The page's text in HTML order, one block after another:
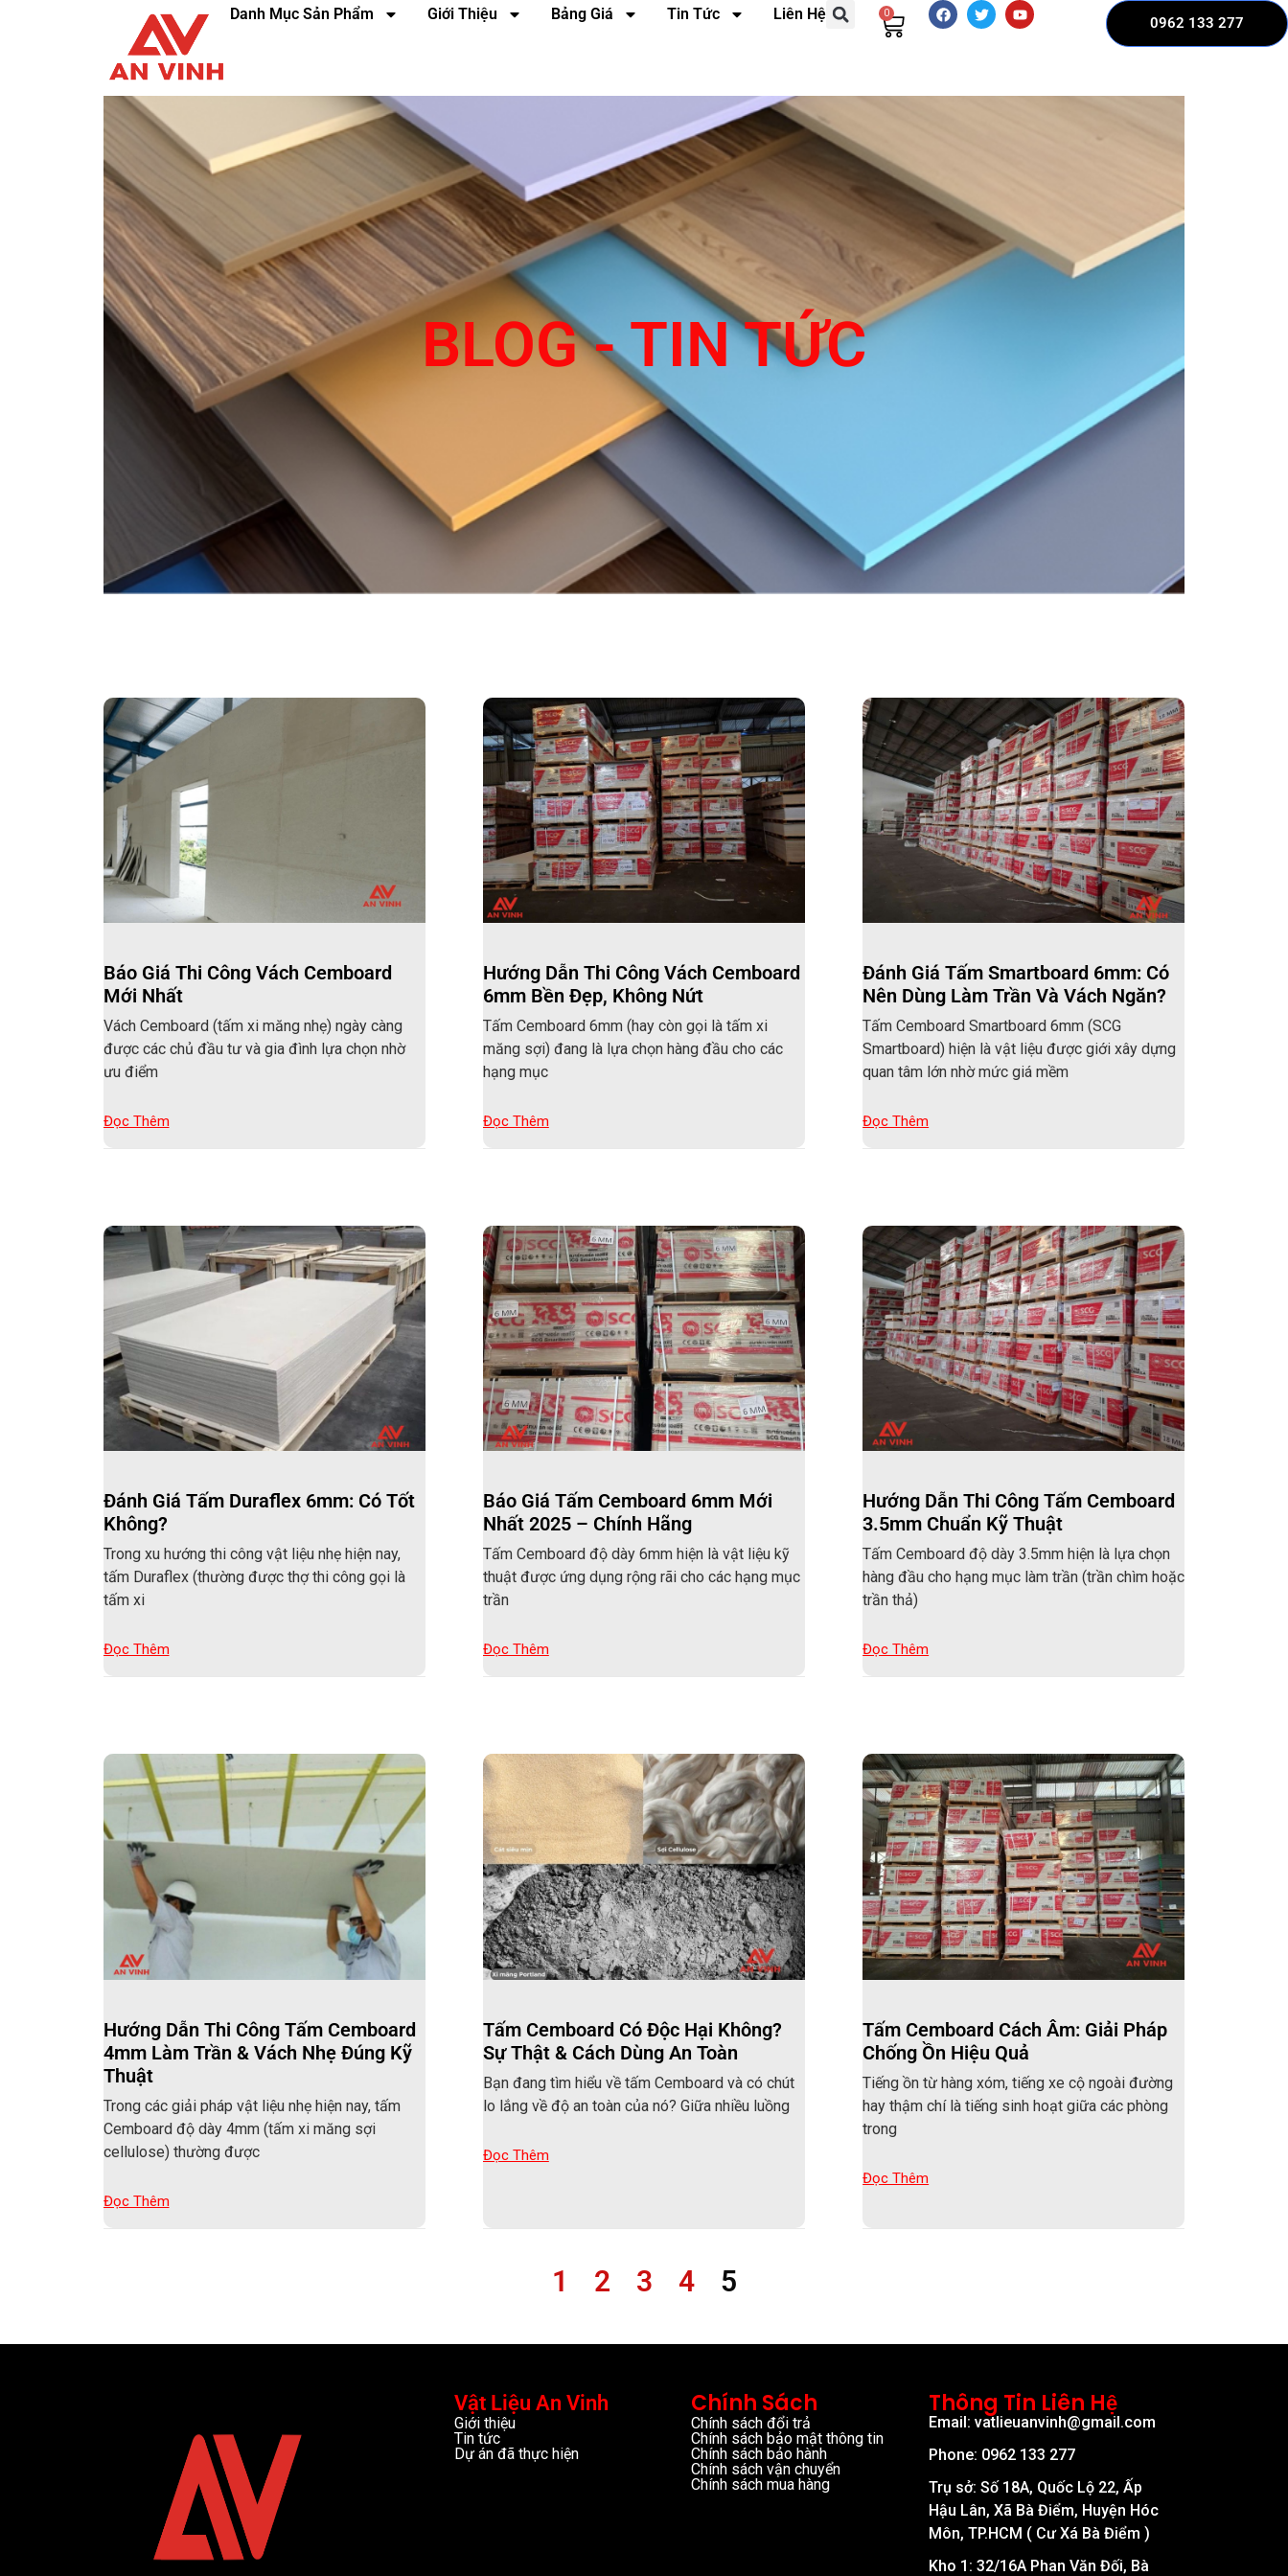
Danh Mục Sản Phẩm Giới Thiệu Bảng Giá Tin Tức Liên Hệ 0
0962 133 277
BLOG - TIN TỨC
Báo Giá Thi Công Vách Cemboard
Mới Nhất
Vách Cemboard (tấm xi măng nhẹ) ngày càng
được các chủ đầu tư và gia đình lựa chọn nhờ
ưu điểm
Đọc Thêm
Hướng Dẫn Thi Công Vách Cemboard
6mm Bền Đẹp, Không Nứt
Tấm Cemboard 6mm (hay còn gọi là tấm xi
măng sợi) đang là lựa chọn hàng đầu cho các
hạng mục
Đọc Thêm
Đánh Giá Tấm Smartboard 6mm: Có
Nên Dùng Làm Trần Và Vách Ngăn?
Tấm Cemboard Smartboard 6mm (SCG
Smartboard) hiện là vật liệu được giới xây dựng
quan tâm lớn nhờ mức giá mềm
Đọc Thêm
Đánh Giá Tấm Duraflex 6mm: Có Tốt
Không?
Trong xu hướng thi công vật liệu nhẹ hiện nay,
tấm Duraflex (thường được thợ thi công gọi là
tấm xi
Đọc Thêm
Báo Giá Tấm Cemboard 6mm Mới
Nhất 2025 – Chính Hãng
Tấm Cemboard độ dày 6mm hiện là vật liệu kỹ
thuật được ứng dụng rộng rãi cho các hạng mục
trần
Đọc Thêm
Hướng Dẫn Thi Công Tấm Cemboard
3.5mm Chuẩn Kỹ Thuật
Tấm Cemboard độ dày 3.5mm hiện là lựa chọn
hàng đầu cho hạng mục làm trần (trần chìm hoặc
trần thả)
Đọc Thêm
Hướng Dẫn Thi Công Tấm Cemboard
4mm Làm Trần & Vách Nhẹ Đúng Kỹ
Thuật
Trong các giải pháp vật liệu nhẹ hiện nay, tấm
Cemboard độ dày 4mm (tấm xi măng sợi
cellulose) thường được
Đọc Thêm
Tấm Cemboard Có Độc Hại Không?
Sự Thật & Cách Dùng An Toàn
Bạn đang tìm hiểu về tấm Cemboard và có chút
lo lắng về độ an toàn của nó? Giữa nhiều luồng
Đọc Thêm
Tấm Cemboard Cách Âm: Giải Pháp
Chống Ồn Hiệu Quả
Tiếng ồn từ hàng xóm, tiếng xe cộ ngoài đường
hay thậm chí là tiếng sinh hoạt giữa các phòng
trong
Đọc Thêm
1 2 3 4 5
Vật Liệu An Vinh
Giới thiệu
Tin tức
Dự án đã thực hiện
Chính Sách
Chính sách đổi trả
Chính sách bảo mật thông tin
Chính sách bảo hành
Chính sách vận chuyển
Chính sách mua hàng
Thông Tin Liên Hệ
Email: vatlieuanvinh@gmail.com
Phone: 0962 133 277
Trụ sở: Số 18A, Quốc Lộ 22, Ấp
Hậu Lân, Xã Bà Điểm, Huyện Hóc
Môn, TP.HCM ( Cư Xá Bà Điểm )
Kho 1: 32/16A Phan Văn Đối, Bà